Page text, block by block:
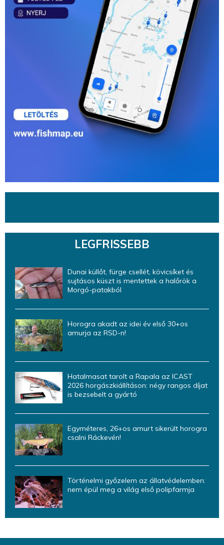
LEGFRISSEBB
Dunai küllőt, fürge csellét, kövicsíket és
sujtásos küszt is mentettek a halőrök a
Morgó-patakból
Horogra akadt az idei év első 30+os
amurja az RSD-n!
Hatalmasat tarolt a Rapala az ICAST
2026 horgászkiállításon: négy rangos díjat
is bezsebelt a gyártó
Egyméteres, 26+os amurt sikerült horogra
csalni Ráckevén!
Történelmi győzelem az állatvédelemben:
nem épül meg a világ első polipfarmja